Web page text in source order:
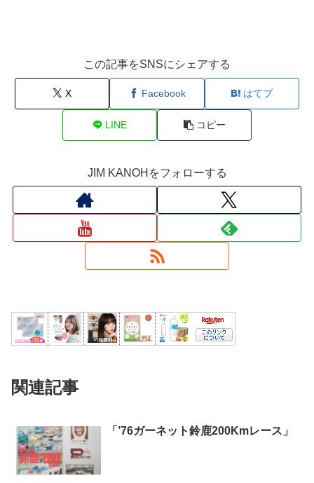
この記事をSNSにシェアする
X Facebook はてブ
LINE コピー
JIM KANOHをフォローする
関連記事
「’76ガーネット鈴鹿200Kmレース」